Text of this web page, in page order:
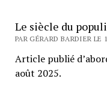
Le siècle du
PAR GÉRARD BARDIER LE
Article publié
août 2025.